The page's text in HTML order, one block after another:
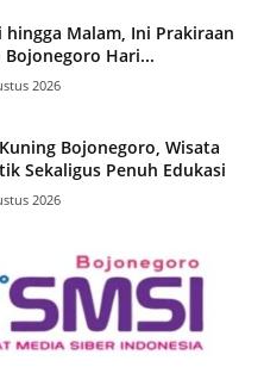
hingga Malam, Ini Prakiraan
Bojonegoro Hari...
2026
Bojonegoro, Wisata
Sekaligus Penuh Edukasi
2026